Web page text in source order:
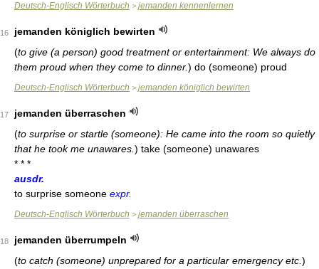
Deutsch-Englisch Wörterbuch > jemanden kennenlernen
16
jemanden königlich bewirten
(to give (a person) good treatment or entertainment: We always do
them proud when they come to dinner.) do (someone) proud
Deutsch-Englisch Wörterbuch > jemanden königlich bewirten
17
jemanden überraschen
(to surprise or startle (someone): He came into the room so quietly
that he took me unawares. ) take (someone) unawares
* * *
ausdr.
to surprise someone expr.
Deutsch-Englisch Wörterbuch > jemanden überraschen
18
jemanden überrumpeln
(to catch (someone) unprepared for a particular emergency etc. )